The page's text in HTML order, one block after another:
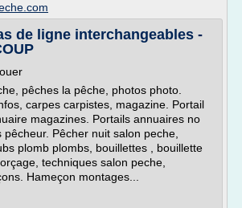
de ligne interchangeables -
pêches la pêche, photos photo.
carpes carpistes, magazine. Portail
magazines. Portails annuaires no
pêcheur. Pêcher nuit salon peche,
plomb plombs, bouillettes , bouillette
techniques salon peche,
Hameçon montages...